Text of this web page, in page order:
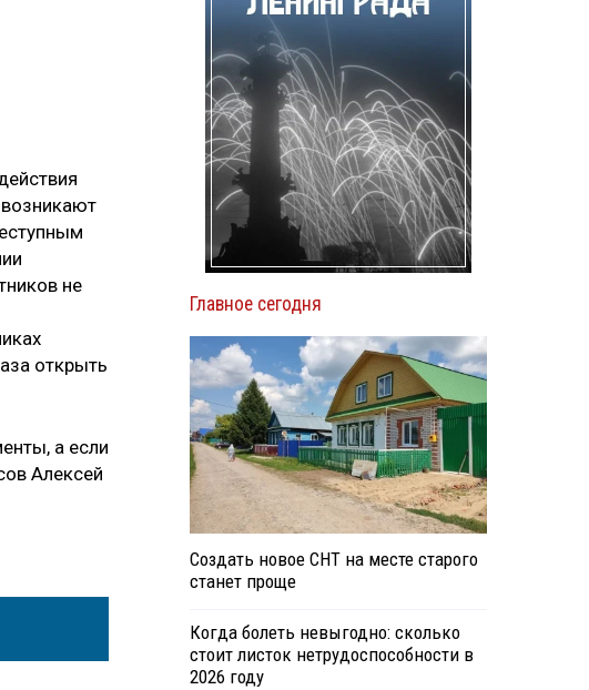
не
открыть
а если
Алексей
Главное сегодня
Создать новое СНТ на месте старого
станет проще
Когда болеть невыгодно: сколько
стоит листок нетрудоспособности в
2026 году